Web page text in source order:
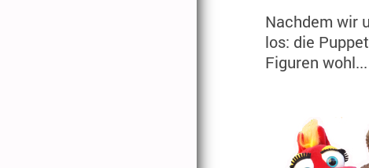
Nachdem wir
los: die
Figuren